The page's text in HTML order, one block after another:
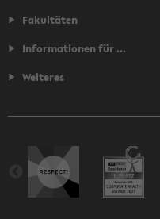
Fakultäten
Informationen für ...
Weiteres